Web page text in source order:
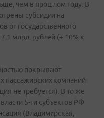
чем в прошлом году. В
субсидии на
от государственного
млрд. рублей (+ 10% к
покрывают
пассажирских компаний
не требуется). В то же
5-ти субъектов РФ
(Владимирская,